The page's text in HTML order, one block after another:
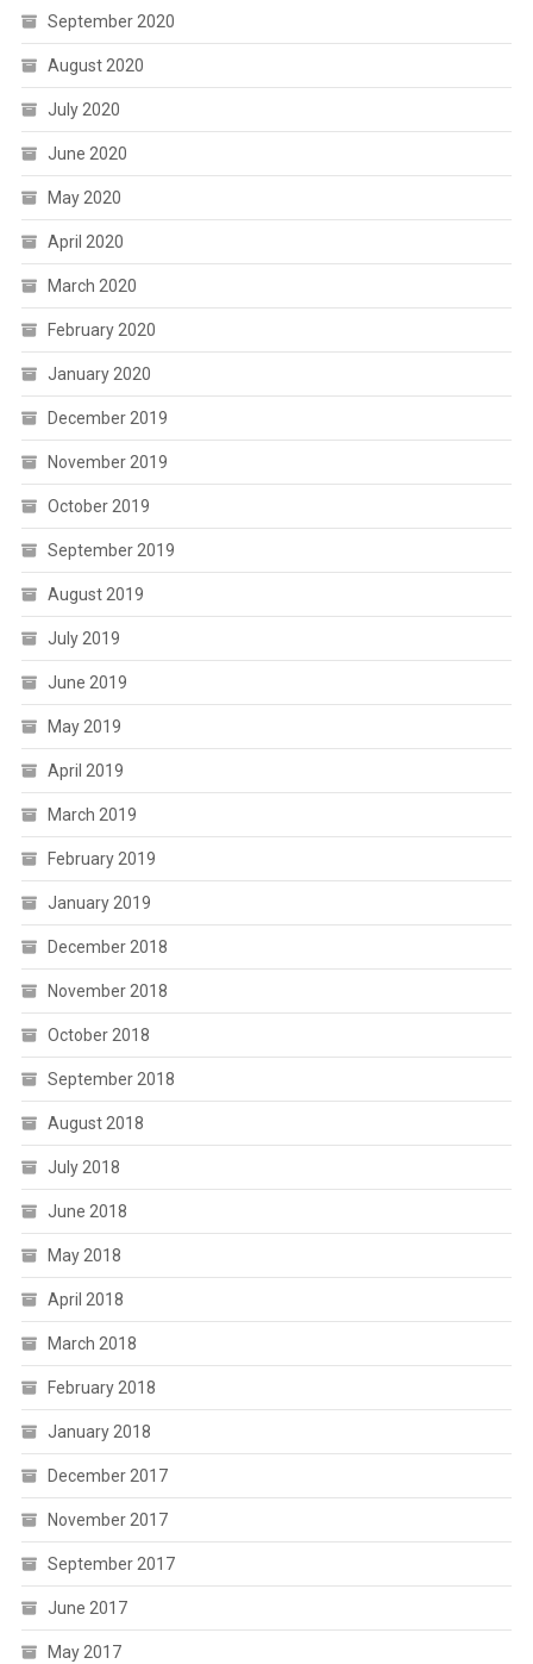
September 2020
August 2020
July 2020
June 2020
May 2020
April 2020
March 2020
February 2020
January 2020
December 2019
November 2019
October 2019
September 2019
August 2019
July 2019
June 2019
May 2019
April 2019
March 2019
February 2019
January 2019
December 2018
November 2018
October 2018
September 2018
August 2018
July 2018
June 2018
May 2018
April 2018
March 2018
February 2018
January 2018
December 2017
November 2017
September 2017
June 2017
May 2017